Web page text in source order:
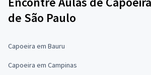
de São Paulo
Capoeira em Bauru
Capoeira em Campinas